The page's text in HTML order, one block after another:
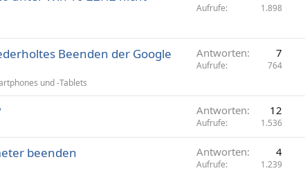
Aufrufe 1.898
Beenden der Google
und -Tablets
Antworten 7
Aufrufe 764
Antworten 12
Aufrufe 1.536
beenden Antworten 4
Aufrufe 1.239